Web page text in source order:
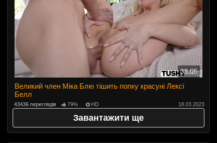
38:05
Великий член Міка Блю тішить попку красуні Лексі
Белл
43436 переглядів 79% HD 18.03.2023
Завантажити ще